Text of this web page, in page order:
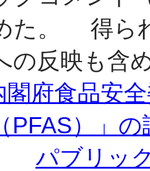
た。 得ら
の反映も含
閣府食品安
PFAS）」
パブリッ